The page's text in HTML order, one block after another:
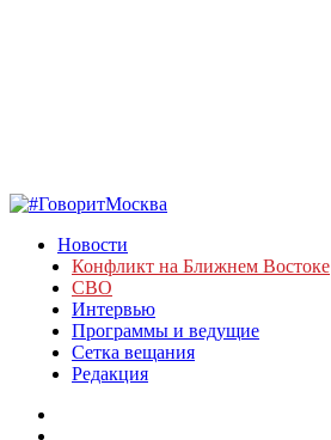
Новости
Конфликт на Ближнем Востоке
СВО
Интервью
Программы и ведущие
Сетка вещания
Редакция